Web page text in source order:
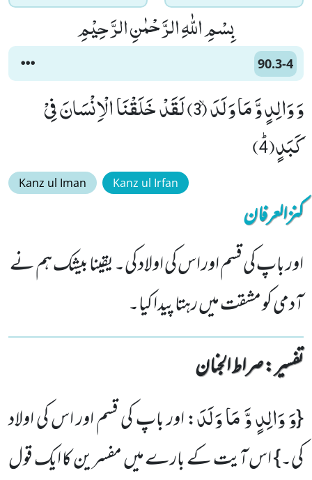
بِسْمِ اللّٰهِ الرَّحْمٰنِ الرَّحِیْمِ
90.3-4
وَ وَالِدٍ وَّ مَا وَلَدَۙ (3) لَقَدْ خَلَقْنَا الْاِنْسَانَ فِیْ
كَبَدٍﭤ(4)
Kanz ul Iman Kanz ul Irfan
کنزالعرفان
اور باپ کی قسم اور اس کی اولاد کی۔ یقینا بیشک ہم نے
آدمی کو مشقت میں رہتا پیدا کیا۔
تفسیر : ‎صراط الجنان
{وَ وَالِدٍ وَّ مَا وَلَدَ: اور باپ کی قسم اور اس کی اولاد
کی۔} اس آیت کے بارے میں مفسرین کا ایک قول